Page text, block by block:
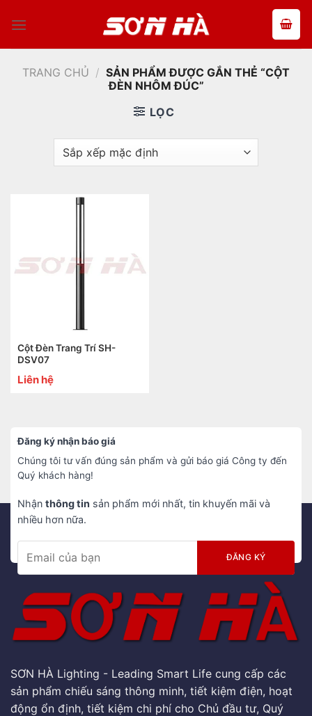
qua
TRANG CHỦ / SẢN PHẨM ĐƯỢC GẮN THẺ “CỘT
ĐÈN NHÔM ĐÚC”
LỌC
Cột Đèn Trang Trí SH-
DSV07
Liên hệ
Đăng ký nhận báo giá
Chúng tôi tư vấn đúng sản phẩm và gửi báo giá Công ty đến
Quý khách hàng!
Nhận thông tin sản phẩm mới nhất, tin khuyến mãi và
nhiều hơn nữa.
SƠN HÀ Lighting - Leading Smart Life cung cấp các
sản phẩm chiếu sáng thông minh, tiết kiệm điện, hoạt
động ổn định, tiết kiệm chi phí cho Chủ đầu tư, Quý